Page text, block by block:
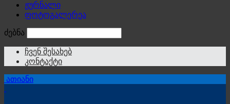
ჟურნალი
ფოტოგალერეა
ძებნა
ჩვენ შესახებ
კონტაქტი
ათიანი